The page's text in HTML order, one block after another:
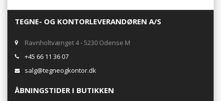
TEGNE- OG KONTORLEVERANDØREN A/S
Ravnholtvænget 4 - 5230 Odense M
+45 66 11 36 07
salg@tegneogkontor.dk
ÅBNINGSTIDER I BUTIKKEN